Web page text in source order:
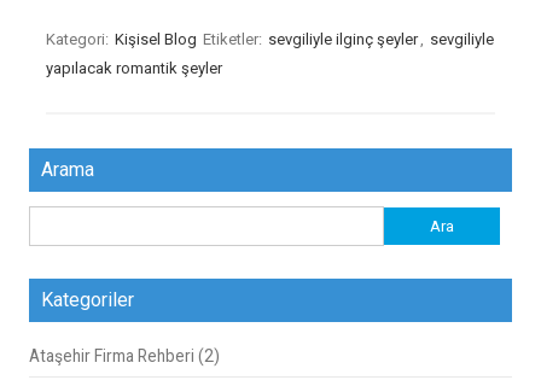
Kategori: Kişisel Blog Etiketler: sevgiliyle ilginç şeyler, sevgiliyle
yapılacak romantik şeyler
Arama
Kategoriler
Ataşehir Firma Rehberi (2)